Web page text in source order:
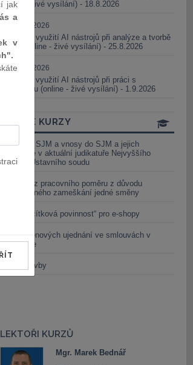
(online - živé vysílání) - 18.8.2026
25.08.2026
Praktické využití AI nástrojů při analýze a tvorbě
smluv (online - živé vysílání) - 25.8.2026
01.09.2026
Praktické využití AI nástrojů při práci s
judikaturou (online - živé vysílání) - 1.9.2026
ONLINE KURZY
Vnosy ze SJM a vnosy do SJM a jejich
valorizace v aktuální judikatuře Nejvyššího
soudu a Ústavního soudu
Výpověď z pracovního poměru z důvodu
neomluveného zameškání jedné směny
Nová „tlačítková povinnost“ pro e-shopy
Změna cenových ujednání ve smlouvách v
energetice
Černé stavby
LEKTOŘI KURZŮ
Mgr. Marek Bednář
jak
a
v